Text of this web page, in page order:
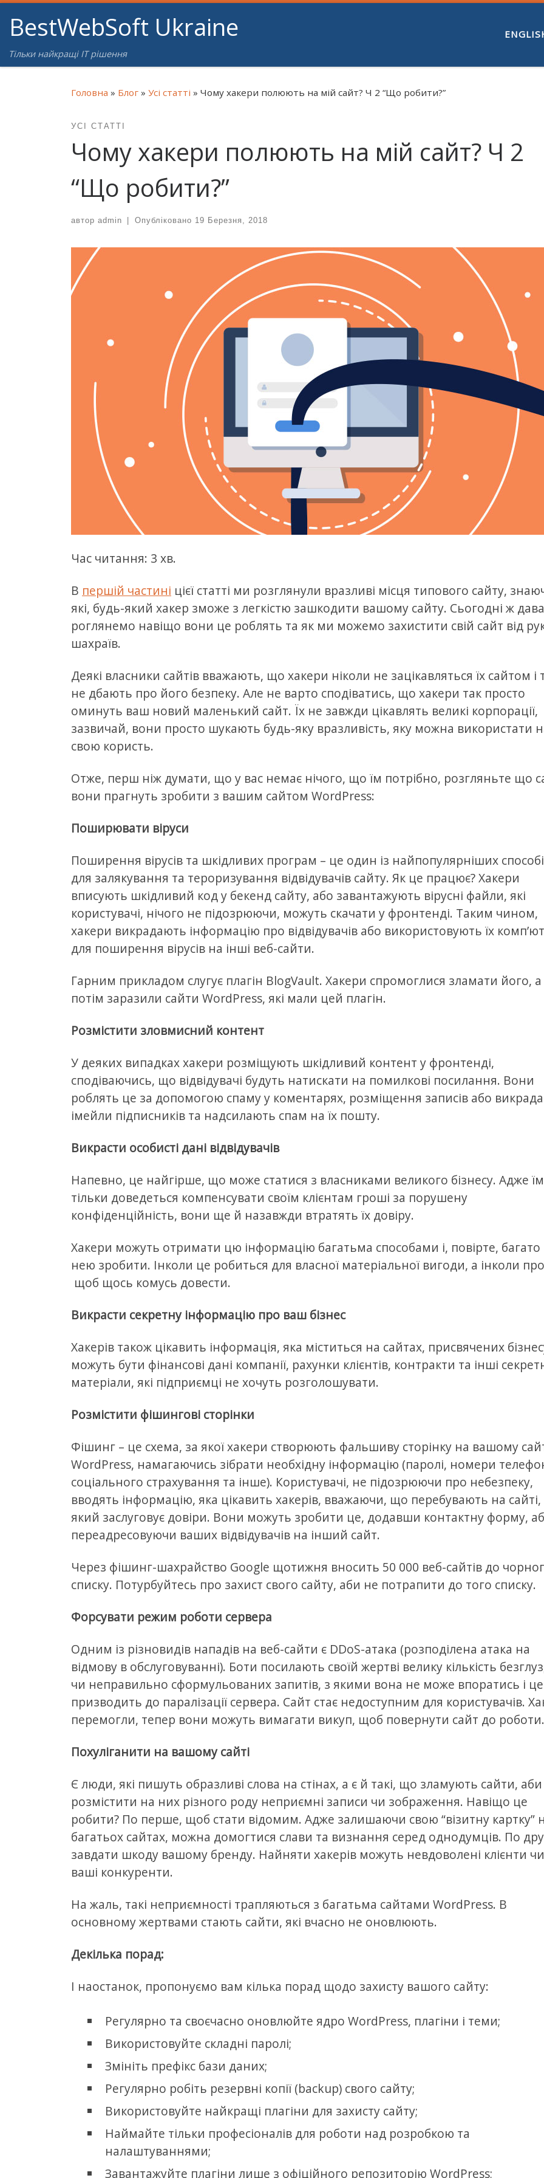
Перейти до вмісту
BestWebSoft Ukraine
Тільки найкращі IT рішення
Головна » Блог » Усі статті » Чому хакери полюють на мій сайт? Ч 2 “Що робити?”
УСІ СТАТТІ
Чому хакери полюють на мій сайт? Ч 2
“Що робити?”
автор admin Опубліковано 19 Березня, 2018
Час читання: 3 хв.
В першій частині цієї статті ми розглянули вразливі місця типового сайту,
які, будь-який хакер зможе з легкістю зашкодити вашому сайту. Сьогодні ж
роглянемо навіщо вони це роблять та як ми можемо захистити свій сайт від
шахраїв.
Деякі власники сайтів вважають, що хакери ніколи не зацікавляться їх сайтом і
не дбають про його безпеку. Але не варто сподіватись, що хакери так просто
оминуть ваш новий маленький сайт. Їх не завжди цікавлять великі корпорації,
зазвичай, вони просто шукають будь-яку вразливість, яку можна використати
свою користь.
Отже, перш ніж думати, що у вас немає нічого, що їм потрібно, розгляньте що
вони прагнуть зробити з вашим сайтом WordPress:
Поширювати віруси
Поширення вірусів та шкідливих програм – це один із найпопулярніших
для залякування та тероризування відвідувачів сайту. Як це працює? Хакери
вписують шкідливий код у бекенд сайту, або завантажують вірусні файли, які
користувачі, нічого не підозрюючи, можуть скачати у фронтенді. Таким чином,
хакери викрадають інформацію про відвідувачів або використовують їх
для поширення вірусів на інші веб-сайти.
Гарним прикладом слугує плагін BlogVault. Хакери спромоглися зламати його, а
потім заразили сайти WordPress, які мали цей плагін.
Розміcтити зловмисний контент
У деяких випадках хакери розміщують шкідливий контент у фронтенді,
сподіваючись, що відвідувачі будуть натискати на помилкові посилання. Вони
роблять це за допомогою спаму у коментарях, розміщення записів або
імейли підписників та надсилають спам на їх пошту.
Викрасти особисті дані відвідувачів
Напевно, це найгірше, що може статися з власниками великого бізнесу. Адже
тільки доведеться компенсувати своїм клієнтам гроші за порушену
конфіденційність, вони ще й назавжди втратять їх довіру.
Хакери можуть отримати цю інформацію багатьма способами і, повірте,
нею зробити. Інколи це робиться для власної матеріальної вигоди, а інколи
щоб щось комусь довести.
Викрасти секретну інформацію про ваш бізнес
Хакерів також цікавить інформація, яка міститься на сайтах, присвячених
можуть бути фінансові дані компанії, рахунки клієнтів, контракти та інші
матеріали, які підприємці не хочуть розголошувати.
Розмістити фішингові сторінки
Фішинг – це схема, за якої хакери створюють фальшиву сторінку на вашому
WordPress, намагаючись зібрати необхідну інформацію (паролі, номери
соціального страхування та інше). Користувачі, не підозрюючи про небезпеку,
вводять інформацію, яка цікавить хакерів, вважаючи, що перебувають на сайті,
який заслуговує довіри. Вони можуть зробити це, додавши контактну форму,
переадресовуючи ваших відвідувачів на інший сайт.
Через фішинг-шахрайство Google щотижня вносить 50 000 веб-сайтів до
списку. Потурбуйтесь про захист свого сайту, аби не потрапити до того списку.
Форсувати режим роботи сервера
Одним із різновидів нападів на веб-сайти є DDoS-атака (розподілена атака на
відмову в обслуговуванні). Боти посилають своїй жертві велику кількість
чи неправильно сформульованих запитів, з якими вона не може впоратись і це
призводить до паралізації сервера. Сайт стає недоступним для користувачів.
перемогли, тепер вони можуть вимагати викуп, щоб повернути сайт до роботи.
Похуліганити на вашому сайті
Є люди, які пишуть образливі слова на стінах, а є й такі, що зламують сайти, аби
розмістити на них різного роду неприємні записи чи зображення. Навіщо це
робити? По перше, щоб стати відомим. Адже залишаючи свою “візитну картку”
багатьох сайтах, можна домогтися слави та визнання серед однодумців. По
завдати шкоду вашому бренду. Найняти хакерів можуть невдоволені клієнти чи
ваші конкуренти.
На жаль, такі неприємності трапляються з багатьма сайтами WordPress. В
основному жертвами стають сайти, які вчасно не оновлюють.
Декілька порад:
І наостанок, пропонуємо вам кілька порад щодо захисту вашого сайту:
Регулярно та своєчасно оновлюйте ядро WordPress, плагіни і теми;
Використовуйте складні паролі;
Змініть префікс бази даних;
Регулярно робіть резервні копії (backup) свого сайту;
Використовуйте найкращі плагіни для захисту сайту;
Наймайте тільки професіоналів для роботи над розробкою та
налаштуваннями;
Завантажуйте плагіни лише з офіційного репозиторію WordPress;